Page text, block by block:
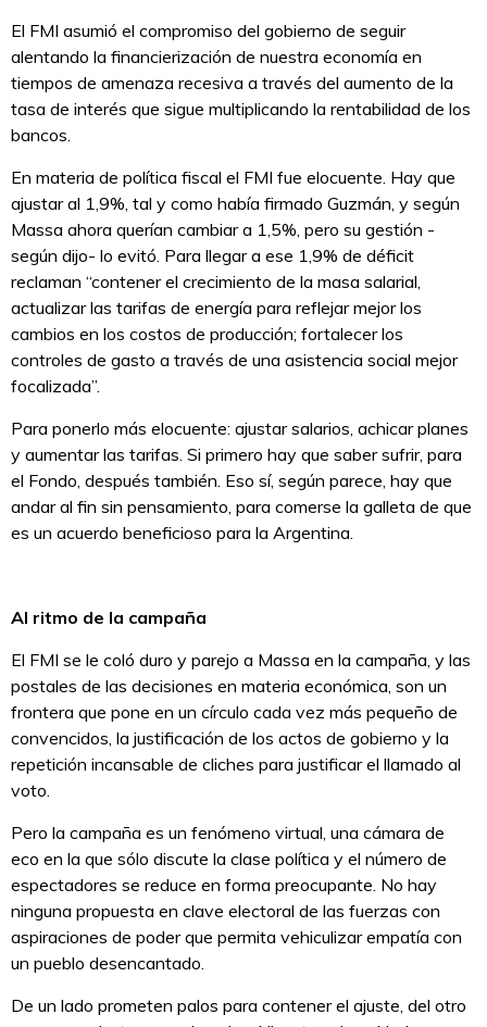
El FMI asumió el compromiso del gobierno de seguir
alentando la financierización de nuestra economía en
tiempos de amenaza recesiva a través del aumento de la
tasa de interés que sigue multiplicando la rentabilidad de los
bancos.
En materia de política fiscal el FMI fue elocuente. Hay que
ajustar al 1,9%, tal y como había firmado Guzmán, y según
Massa ahora querían cambiar a 1,5%, pero su gestión -
según dijo- lo evitó. Para llegar a ese 1,9% de déficit
reclaman “contener el crecimiento de la masa salarial,
actualizar las tarifas de energía para reflejar mejor los
cambios en los costos de producción; fortalecer los
controles de gasto a través de una asistencia social mejor
focalizada”.
Para ponerlo más elocuente: ajustar salarios, achicar planes
y aumentar las tarifas. Si primero hay que saber sufrir, para
el Fondo, después también. Eso sí, según parece, hay que
andar al fin sin pensamiento, para comerse la galleta de que
es un acuerdo beneficioso para la Argentina.
Al ritmo de la campaña
El FMI se le coló duro y parejo a Massa en la campaña, y las
postales de las decisiones en materia económica, son un
frontera que pone en un círculo cada vez más pequeño de
convencidos, la justificación de los actos de gobierno y la
repetición incansable de cliches para justificar el llamado al
voto.
Pero la campaña es un fenómeno virtual, una cámara de
eco en la que sólo discute la clase política y el número de
espectadores se reduce en forma preocupante. No hay
ninguna propuesta en clave electoral de las fuerzas con
aspiraciones de poder que permita vehiculizar empatía con
un pueblo desencantado.
De un lado prometen palos para contener el ajuste, del otro